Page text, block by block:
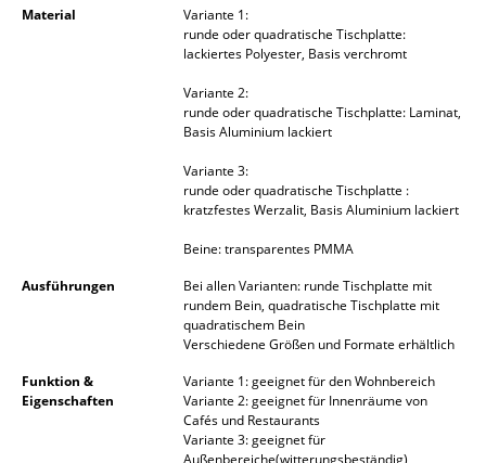
Nachttische & Bettzubehör
Accessoires
Material
Variante 1:
runde oder quadratische Tischplatte:
lackiertes Polyester, Basis verchromt
Variante 2:
runde oder quadratische Tischplatte: Laminat,
Basis Aluminium lackiert
Variante 3:
runde oder quadratische Tischplatte :
kratzfestes Werzalit, Basis Aluminium lackiert
Beine: transparentes PMMA
Ausführungen
Bei allen Varianten: runde Tischplatte mit
rundem Bein, quadratische Tischplatte mit
quadratischem Bein
Verschiedene Größen und Formate erhältlich
Funktion &
Eigenschaften
Variante 1: geeignet für den Wohnbereich
Variante 2: geeignet für Innenräume von
Cafés und Restaurants
Variante 3: geeignet für